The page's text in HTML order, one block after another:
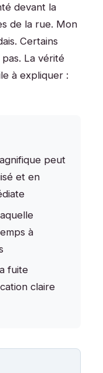
devant la
de la rue. Mon
Certains
pas. La vérité
à expliquer :
peut
et en
à
fuite
claire